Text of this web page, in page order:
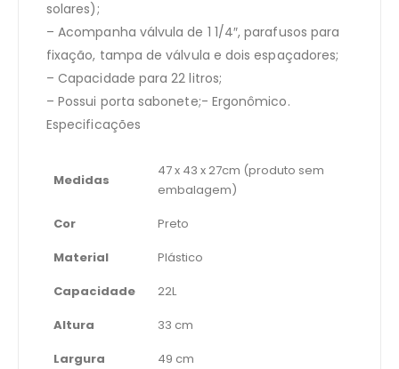
solares);
– Acompanha válvula de 1 1/4″, parafusos para
fixação, tampa de válvula e dois espaçadores;
– Capacidade para 22 litros;
– Possui porta sabonete;- Ergonômico.
Especificações
Medidas
47 x 43 x 27cm (produto sem
embalagem)
Cor
Preto
Material
Plástico
Capacidade
22L
Altura
33 cm
Largura
49 cm